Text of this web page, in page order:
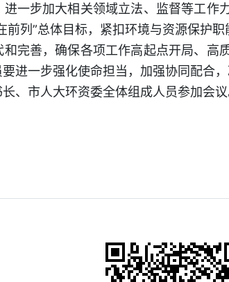
一步加大相关领域立法、监督等工作
前列”总体目标，紧扣环境与资源保护
完善，确保各项工作高起点开局、高
进一步强化使命担当，加强协同配合
、市人大环资委全体组成人员参加会议